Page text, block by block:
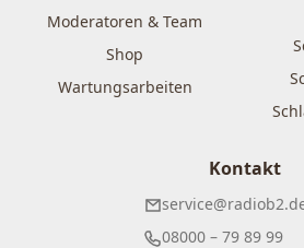
Moderatoren & Team
Shop
Wartungsarbeiten
Kontakt
08000 – 79 89 99